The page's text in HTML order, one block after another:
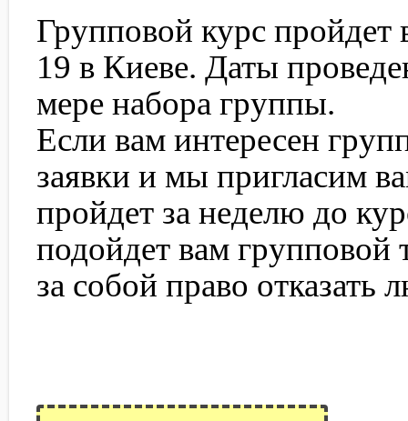
Групповой курс пройдет
19 в Киеве. Даты
мере набора группы.
Если вам интересен
заявки и мы пригласим
пройдет за неделю до
подойдет вам групповой
за собой право